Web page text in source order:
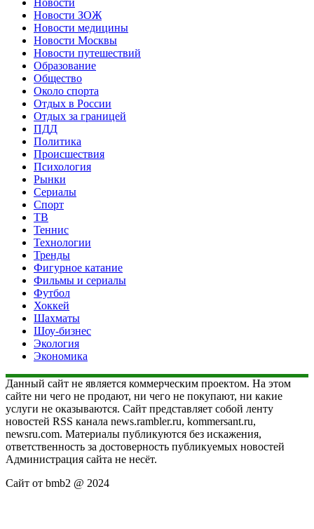
Новости ЗОЖ
Новости медицины
Новости Москвы
Новости путешествий
Образование
Общество
Около спорта
Отдых в России
Отдых за границей
ПДД
Политика
Происшествия
Психология
Рынки
Сериалы
Спорт
ТВ
Теннис
Технологии
Тренды
Фигурное катание
Фильмы и сериалы
Футбол
Хоккей
Шахматы
Шоу-бизнес
Экология
Экономика
Данный сайт не является коммерческим проектом. На этом
сайте ни чего не продают, ни чего не покупают, ни какие
услуги не оказываются. Сайт представляет собой ленту
новостей RSS канала news.rambler.ru, kommersant.ru,
newsru.com. Материалы публикуются без искажения,
ответственность за достоверность публикуемых новостей
Администрация сайта не несёт.
Сайт от bmb2 @ 2024